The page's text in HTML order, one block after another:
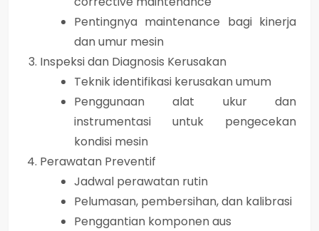
Pentingnya maintenance bagi kinerja
dan umur mesin
Inspeksi dan Diagnosis Kerusakan
Teknik identifikasi kerusakan umum
Penggunaan alat ukur dan
instrumentasi untuk pengecekan
kondisi mesin
Perawatan Preventif
Jadwal perawatan rutin
Pelumasan, pembersihan, dan kalibrasi
Penggantian komponen aus